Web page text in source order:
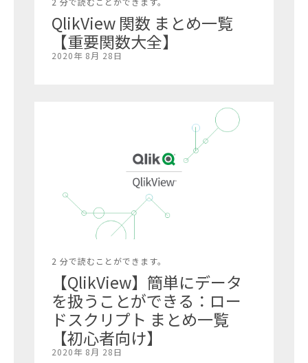
QlikView 関数 まとめ一覧
【重要関数大全】
2020年 8月 28日
2 分で読むことができます。
【QlikView】簡単にデータ
を扱うことができる：ロー
ドスクリプト まとめ一覧
【初心者向け】
2020年 8月 28日